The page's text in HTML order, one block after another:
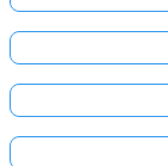
點擊
登